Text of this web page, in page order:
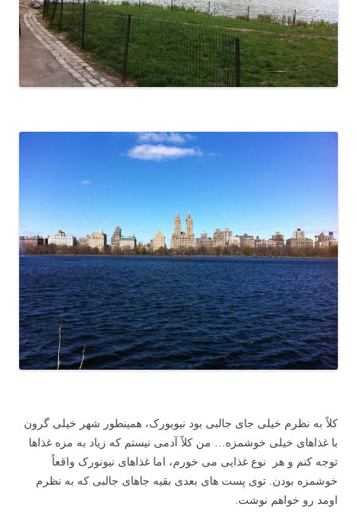
کلاً به نظرم خیلی جای جالبی بود نیویورک، همینطور شهر خیلی گرون
با غذاهای خیلی خوشمزه… من کلاً آدمی نیستم که زیاد به مزه غذاها
توجه کنم و هر نوع غذایی می خورم، اما غذاهای نیونورک واقعاً
خوشمزه بودن. توی پست های بعدی بقیه جاهای جالبی که به نظرم
اومد رو خواهم نوشت.